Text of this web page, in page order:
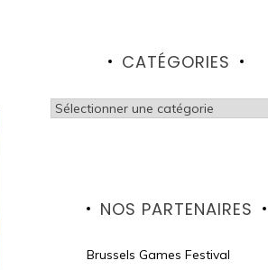
CATÉGORIES
Catégories
NOS PARTENAIRES
Brussels Games Festival